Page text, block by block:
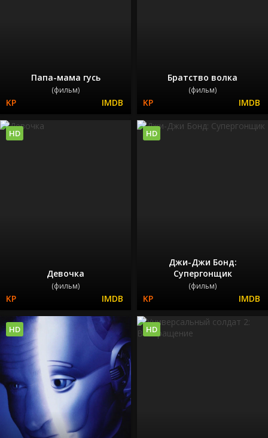
Папа-мама гусь
(фильм)
Братство волка
(фильм)
Девочка
(фильм)
HD
Джи-Джи Бонд:
Супергонщик
(фильм)
HD
HD HD